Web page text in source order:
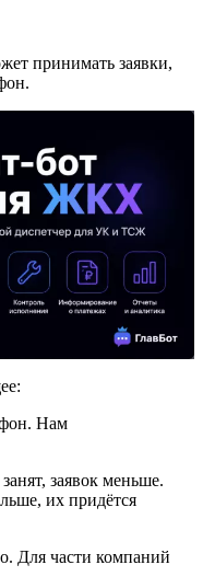
принимать заявки,
Нам
заявок меньше.
их придётся
Для части компаний